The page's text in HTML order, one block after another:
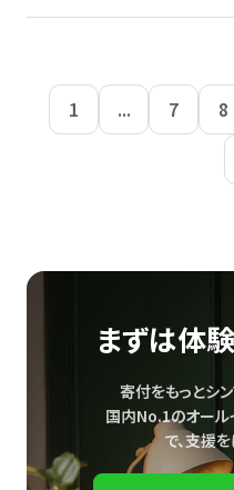
1 ... 7 8
まずは体
寄付をもっとシ
国内No.1のオール
で、支援を